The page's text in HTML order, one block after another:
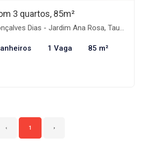
3 quartos, 85m²
Dias - Jardim Ana Rosa, Taubaté-SP
1 Vaga 85 m²
‹ 1 ›